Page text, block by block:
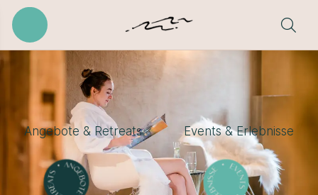
Angebote & Retreats Events & Erlebnisse